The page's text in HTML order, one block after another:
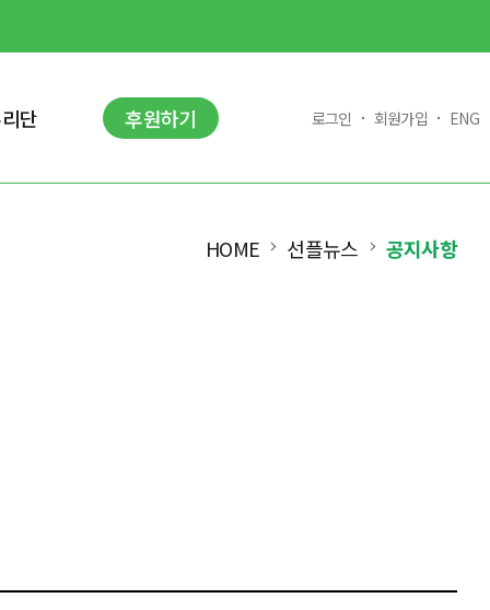
단 후원하기 로그인 회원가입 ENG
HOME 선플뉴스 공지사항